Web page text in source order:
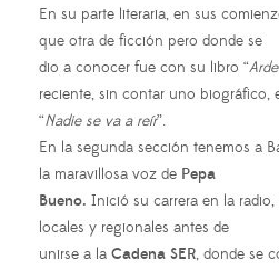
En su parte literaria, en sus
que otra de ficción pero donde se
dio a conocer fue con su libro “
reciente, sin contar uno biográfico,
“Nadie se va a reír”.
En la segunda sección tenemos a
la maravillosa voz de Pepa
Bueno. Inició su carrera en la
locales y regionales antes de
unirse a la Cadena SER, donde se